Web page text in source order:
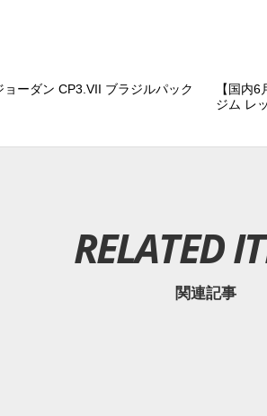
ーダン CP3.VII ブラジルパック
【国内
ジム レ
RELATED
関連記事